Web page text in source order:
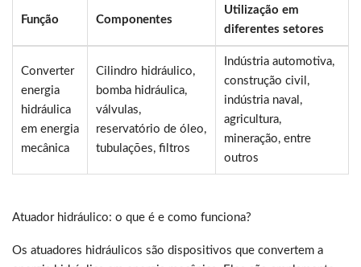
Função Componentes
Utilização em
diferentes setores
Converter
energia
hidráulica
em energia
mecânica
Cilindro hidráulico,
bomba hidráulica,
válvulas,
reservatório de óleo,
tubulações, filtros
Indústria automotiva,
construção civil,
indústria naval,
agricultura,
mineração, entre
outros
Atuador hidráulico: o que é e como funciona?
Os atuadores hidráulicos são dispositivos que convertem a